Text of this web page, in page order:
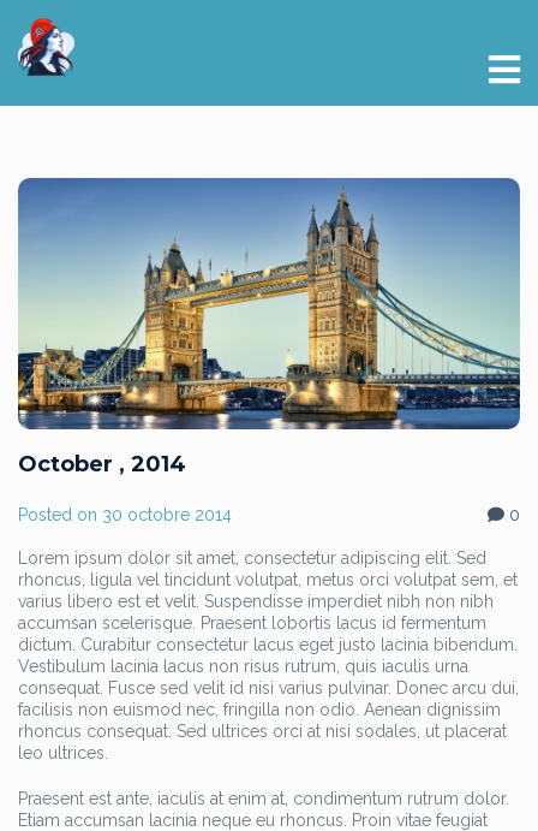
October , 2014
Posted on 30 octobre 2014 0
Lorem ipsum dolor sit amet, consectetur adipiscing elit. Sed
rhoncus, ligula vel tincidunt volutpat, metus orci volutpat sem, et
varius libero est et velit. Suspendisse imperdiet nibh non nibh
accumsan scelerisque. Praesent lobortis lacus id fermentum
dictum. Curabitur consectetur lacus eget justo lacinia bibendum.
Vestibulum lacinia lacus non risus rutrum, quis iaculis urna
consequat. Fusce sed velit id nisi varius pulvinar. Donec arcu dui,
facilisis non euismod nec, fringilla non odio. Aenean dignissim
rhoncus consequat. Sed ultrices orci at nisi sodales, ut placerat
leo ultrices.
Praesent est ante, iaculis at enim at, condimentum rutrum dolor.
Etiam accumsan lacinia neque eu rhoncus. Proin vitae feugiat